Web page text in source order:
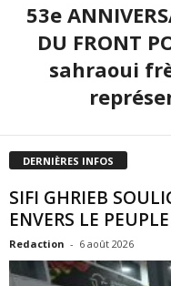
53e
DU FRONT
sahraoui
DERNIÈRES INFOS
SIFI GHRIEB
ENVERS LE
Redaction - 6 août 2026